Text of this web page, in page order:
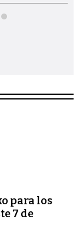
para los
7 de